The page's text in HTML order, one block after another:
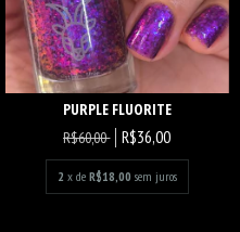
PURPLE FLUORITE
R$60,00 R$36,00
2 x de R$18,00 sem juros